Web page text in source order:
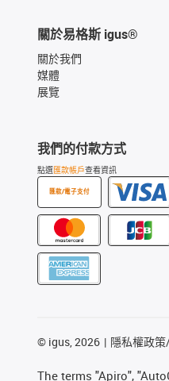
關於易格斯 igus®
關於我們
媒體
展覽
我們的付款方式
點選匯款帳戶查看資訊
匯款/電子支付
© igus, 2026 隱私權政
The terms "Apiro",